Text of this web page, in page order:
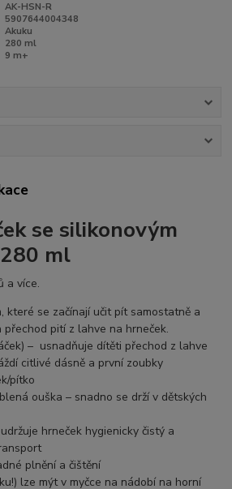
AK-HSN-R
5907644004348
Akuku
280 ml
9 m+
se silikonovým
ml
a více.
které se začínají učit pít samostatně a
přechod pití z lahve na hrneček.
– usnadňuje dítěti přechod z lahve
citlivé dásně a první zoubky
pítko
ouška – snadno se drží v dětských
hrneček hygienicky čistý a
plnění a čištění
lze mýt v myčce na nádobí na horní